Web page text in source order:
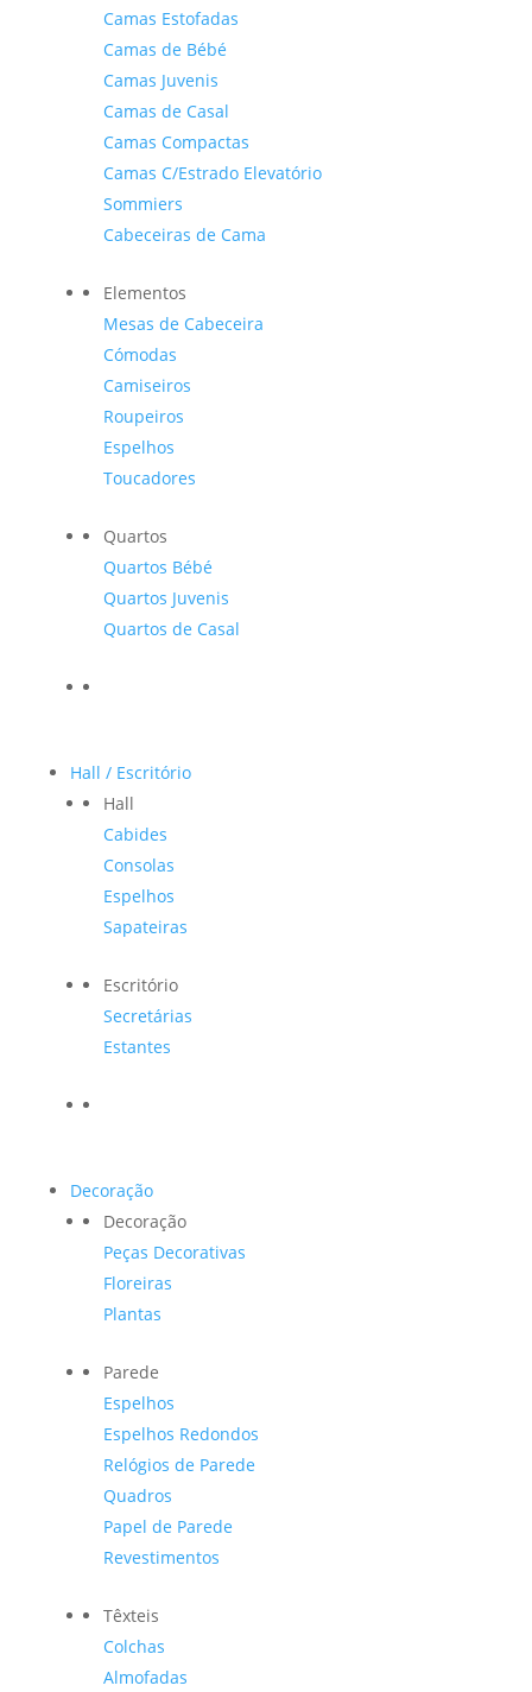
Camas Estofadas
Camas de Bébé
Camas Juvenis
Camas de Casal
Camas Compactas
Camas C/Estrado Elevatório
Sommiers
Cabeceiras de Cama
Elementos
Mesas de Cabeceira
Cómodas
Camiseiros
Roupeiros
Espelhos
Toucadores
Quartos
Quartos Bébé
Quartos Juvenis
Quartos de Casal
Hall / Escritório
Hall
Cabides
Consolas
Espelhos
Sapateiras
Escritório
Secretárias
Estantes
Decoração
Decoração
Peças Decorativas
Floreiras
Plantas
Parede
Espelhos
Espelhos Redondos
Relógios de Parede
Quadros
Papel de Parede
Revestimentos
Têxteis
Colchas
Almofadas